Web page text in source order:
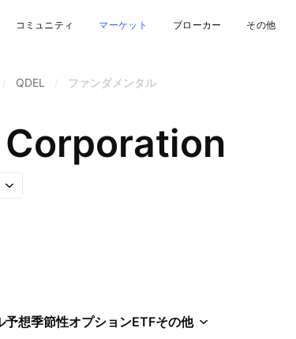
コミュニティ マーケット ブローカー その他
QDEL ファンダメンタル
予想季節性オプションETFその他